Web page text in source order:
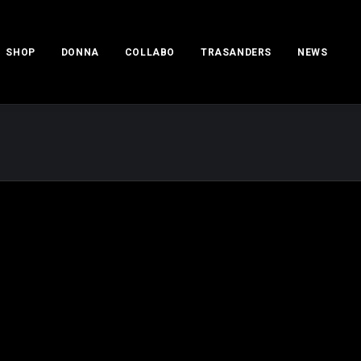
SHOP DONNA COLLABO TRASANDERS NEWS